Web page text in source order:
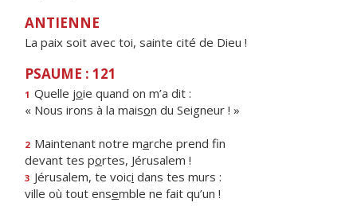
ANTIENNE
La paix soit avec toi, sainte cité de Dieu !
PSAUME : 121
1 Quelle joie quand on m’a dit :
« Nous irons à la maison du Seigneur ! »
2 Maintenant notre marche prend fin
devant tes portes, Jérusalem !
3 Jérusalem, te voici dans tes murs :
ville où tout ensemble ne fait qu’un !